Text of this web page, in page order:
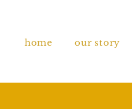
home our story